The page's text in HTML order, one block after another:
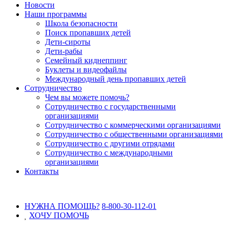
Новости
Наши программы
Школа безопасности
Поиск пропавших детей
Дети-сироты
Дети-рабы
Семейный киднеппинг
Буклеты и видеофайлы
Международный день пропавших детей
Сотрудничество
Чем вы можете помочь?
Сотрудничество с государственными
организациями
Сотрудничество с коммерческими организациями
Сотрудничество с общественными организациями
Сотрудничество с другими отрядами
Сотрудничество с международными
организациями
Контакты
НУЖНА ПОМОЩЬ? 8-800-30-112-01
ХОЧУПОМОЧЬ